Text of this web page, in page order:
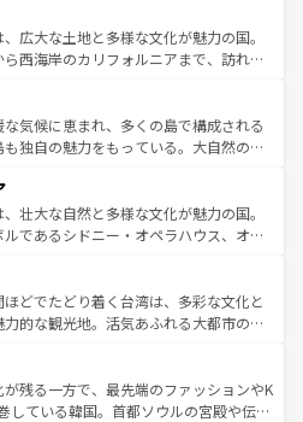
ほしい。
る町や、スイスならではのユニークな
プス観光だけでなく町歩きも満喫する
の所得が高いため物価も高いが、旅行
光を楽しむこともできる。 なお、新
コンテンツ一覧 を参照してほしい。
広大な土地と多様な文化が魅力の国。
西海岸のカリフォルニアまで、訪れる
、観光、ショッピング、エンターテイ
刺激的なスポットだ。一方、アメリカ
広がり、グランドキャニオンやイエロー
ズでは、音楽と美食が融合した独特の
はアメリカの各地域で異なる魅力を楽
様性と豊かな歴史を感じることができ
だ。 なお、新着のアメリカ
一覧を参照してほしい。
気候に恵まれ、多くの島で構成される
独自の魅力をもっている。大自然の神
。また、定番の観光地といえばオアフ
を求めるならマウイ島やカウアイ島が
ドグリーンに輝く海をはじめ、豊かな
で訪れる人々を迎えてくれるハワイの
カルフードやハワイアンミュージッ
ンスなど、すべてがハワイの魅力を彩
なお、新着のハワイ情報
を参照してほしい。
壮大な自然と多様な文化が魅力の国。
であるシドニー・オペラハウス、オー
央部にそびえるウルル（エアーズロッ
美しい原生林やケアンズの熱帯雨林な
さん。また、カフェやワイン、オージ
ィも充実しており、サーフィンやダイ
など、アウトドア好きにはたまらな
の多彩な魅力を存分に味わいつくそ
どでたどり着く台湾は、多彩な文化と
的な観光地。活気あふれる大都市の台
地帯である台湾東部など、都市の喧騒
存しており、訪れる人に新しい発見と
れる。また、奥深い台湾の食文化も魅
残る一方で、最先端のファッションやK
している韓国。首都ソウルの宮殿や伝統